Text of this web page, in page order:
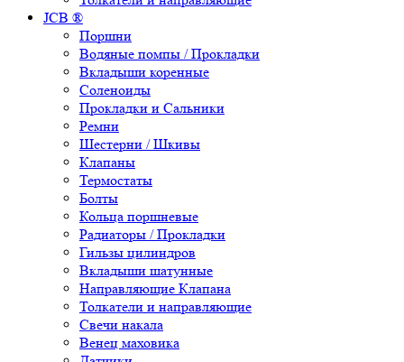
JCB ®
Поршни
Водяные помпы / Прокладки
Вкладыши коренные
Соленоиды
Прокладки и Сальники
Ремни
Шестерни / Шкивы
Клапаны
Термостаты
Болты
Кольца поршневые
Радиаторы / Прокладки
Гильзы цилиндров
Вкладыши шатунные
Направляющие Клапана
Толкатели и направляющие
Свечи накала
Венец маховика